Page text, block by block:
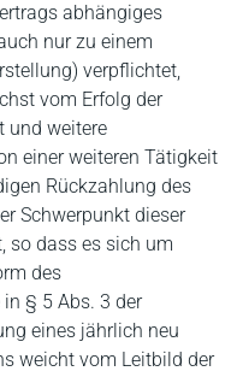
abhängiges
nur zu einem
verpflichtet,
vom Erfolg der
und weitere
einer weiteren Tätigkeit
Rückzahlung des
Schwerpunkt dieser
so dass es sich um
des
§ 5 Abs. 3 der
eines jährlich neu
weicht vom Leitbild der